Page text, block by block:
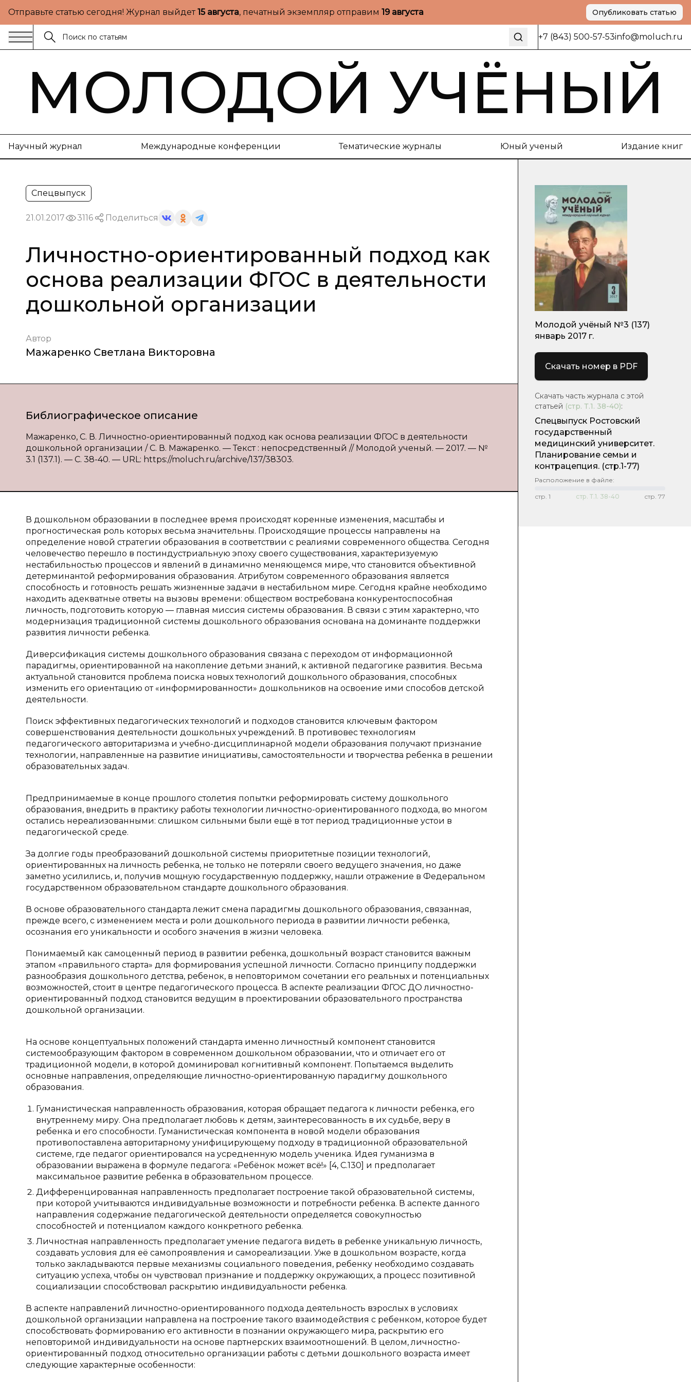
Отправьте статью сегодня! Журнал выйдет15 августа, печатный экземпляр отправим 19 августа Опубликовать статью
+7 (843) 500-57-53info@moluch.ru
МОЛОДОЙ УЧЁНЫЙ
Научный журнал Международные конференции Тематические журналы Юный ученый Издание книг
Спецвыпуск
21.01.2017 3116 Поделиться
Личностно-ориентированный подход как
основа реализации ФГОС в деятельности
дошкольной организации
Автор
Мажаренко Светлана Викторовна
Библиографическое описание
Мажаренко, С. В. Личностно-ориентированный подход как основа реализации ФГОС в деятельности
дошкольной организации / С. В. Мажаренко. — Текст : непосредственный // Молодой ученый. — 2017. — №
3.1 (137.1). — С. 38-40. — URL: https://moluch.ru/archive/137/38303.
В дошкольном образовании в последнее время происходят коренные изменения, масштабы и
прогностическая роль которых весьма значительны. Происходящие процессы направлены на
определение новой стратегии образования в соответствии с реалиями современного общества. Сегодня
человечество перешло в постиндустриальную эпоху своего существования, характеризуемую
нестабильностью процессов и явлений в динамично меняющемся мире, что становится объективной
детерминантой реформирования образования. Атрибутом современного образования является
способность и готовность решать жизненные задачи в нестабильном мире. Сегодня крайне необходимо
находить адекватные ответы на вызовы времени: обществом востребована конкурентоспособная
личность, подготовить которую — главная миссия системы образования. В связи с этим характерно, что
модернизация традиционной системы дошкольного образования основана на доминанте поддержки
развития личности ребенка.
Диверсификация системы дошкольного образования связана с переходом от информационной
парадигмы, ориентированной на накопление детьми знаний, к активной педагогике развития. Весьма
актуальной становится проблема поиска новых технологий дошкольного образования, способных
изменить его ориентацию от «информированности» дошкольников на освоение ими способов детской
деятельности.
Поиск эффективных педагогических технологий и подходов становится ключевым фактором
совершенствования деятельности дошкольных учреждений. В противовес технологиям
педагогического авторитаризма и учебно-дисциплинарной модели образования получают признание
технологии, направленные на развитие инициативы, самостоятельности и творчества ребенка в решении
образовательных задач.
Предпринимаемые в конце прошлого столетия попытки реформировать систему дошкольного
образования, внедрить в практику работы технологии личностно-ориентированного подхода, во многом
остались нереализованными: слишком сильными были ещё в тот период традиционные устои в
педагогической среде.
За долгие годы преобразований дошкольной системы приоритетные позиции технологий,
ориентированных на личность ребенка, не только не потеряли своего ведущего значения, но даже
заметно усилились, и, получив мощную государственную поддержку, нашли отражение в Федеральном
государственном образовательном стандарте дошкольного образования.
В основе образовательного стандарта лежит смена парадигмы дошкольного образования, связанная,
прежде всего, с изменением места и роли дошкольного периода в развитии личности ребенка,
осознания его уникальности и особого значения в жизни человека.
Понимаемый как самоценный период в развитии ребенка, дошкольный возраст становится важным
этапом «правильного старта» для формирования успешной личности. Согласно принципу поддержки
разнообразия дошкольного детства, ребенок, в неповторимом сочетании его реальных и потенциальных
возможностей, стоит в центре педагогического процесса. В аспекте реализации ФГОС ДО личностно-
ориентированный подход становится ведущим в проектировании образовательного пространства
дошкольной организации.
На основе концептуальных положений стандарта именно личностный компонент становится
системообразующим фактором в современном дошкольном образовании, что и отличает его от
традиционной модели, в которой доминировал когнитивный компонент. Попытаемся выделить
основные направления, определяющие личностно-ориентированную парадигму дошкольного
образования.
Гуманистическая направленность образования, которая обращает педагога к личности ребенка, его
внутреннему миру. Она предполагает любовь к детям, заинтересованность в их судьбе, веру в
ребенка и его способности. Гуманистическая компонента в новой модели образования
противопоставлена авторитарному унифицирующему подходу в традиционной образовательной
системе, где педагог ориентировался на усредненную модель ученика. Идея гуманизма в
образовании выражена в формуле педагога: «Ребёнок может всё!» [4, С.130] и предполагает
максимальное развитие ребенка в образовательном процессе.
Дифференцированная направленность предполагает построение такой образовательной системы,
при которой учитываются индивидуальные возможности и потребности ребенка. В аспекте данного
направления содержание педагогической деятельности определяется совокупностью
способностей и потенциалом каждого конкретного ребенка.
Личностная направленность предполагает умение педагога видеть в ребенке уникальную личность,
создавать условия для её самопроявления и самореализации. Уже в дошкольном возрасте, когда
только закладываются первые механизмы социального поведения, ребенку необходимо создавать
ситуацию успеха, чтобы он чувствовал признание и поддержку окружающих, а процесс позитивной
социализации способствовал раскрытию индивидуальности ребенка.
В аспекте направлений личностно-ориентированного подхода деятельность взрослых в условиях
дошкольной организации направлена на построение такого взаимодействия с ребенком, которое будет
способствовать формированию его активности в познании окружающего мира, раскрытию его
неповторимой индивидуальности на основе партнерских взаимоотношений. В целом, личностно-
ориентированный подход относительно организации работы с детьми дошкольного возраста имеет
следующие характерные особенности:
Молодой учёный №3 (137)
январь 2017 г.
Скачать номер в PDF
Скачать часть журнала с этой
статьей (стр. Т.1. 38-40):
Спецвыпуск Ростовский
государственный
медицинский университет.
Планирование семьи и
контрацепция. (стр.1-77)
Расположение в файле:
стр. 1 стр. Т.1. 38-40 стр. 77